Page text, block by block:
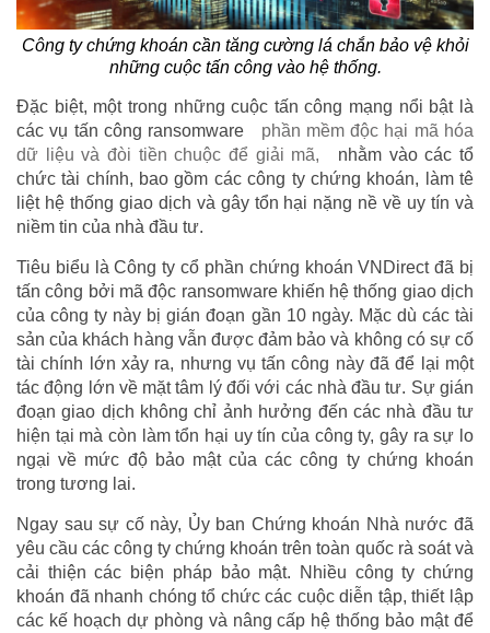
Công ty chứng khoán cần tăng cường lá chắn bảo vệ khỏi
những cuộc tấn công vào hệ thống.
Đặc biệt, một trong những cuộc tấn công mạng nổi bật là
các vụ tấn công ransomware
phần mềm độc hại mã hóa
dữ liệu và đòi tiền chuộc để giải mã,
nhằm vào các tổ
chức tài chính, bao gồm các công ty chứng khoán, làm tê
liệt hệ thống giao dịch và gây tổn hại nặng nề về uy tín và
niềm tin của nhà đầu tư.
Tiêu biểu là Công ty cổ phần chứng khoán VNDirect đã bị
tấn công bởi mã độc ransomware khiến hệ thống giao dịch
của công ty này bị gián đoạn gần 10 ngày. Mặc dù các tài
sản của khách hàng vẫn được đảm bảo và không có sự cố
tài chính lớn xảy ra, nhưng vụ tấn công này đã để lại một
tác động lớn về mặt tâm lý đối với các nhà đầu tư. Sự gián
đoạn giao dịch không chỉ ảnh hưởng đến các nhà đầu tư
hiện tại mà còn làm tổn hại uy tín của công ty, gây ra sự lo
ngại về mức độ bảo mật của các công ty chứng khoán
trong tương lai.
Ngay sau sự cố này, Ủy ban Chứng khoán Nhà nước đã
yêu cầu các công ty chứng khoán trên toàn quốc rà soát và
cải thiện các biện pháp bảo mật. Nhiều công ty chứng
khoán đã nhanh chóng tổ chức các cuộc diễn tập, thiết lập
các kế hoạch dự phòng và nâng cấp hệ thống bảo mật để